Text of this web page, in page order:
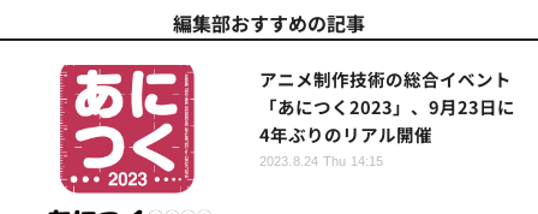
編集部おすすめの記事
アニメ制作技術の総合イベント
「あにつく2023」、9月23日に
4年ぶりのリアル開催
2023.8.24 Thu 14:15